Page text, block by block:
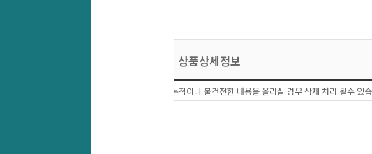
상품상세정보
상품문의 이외에 다른목적이나 불건전한 내용을 올리실 경우 삭제 처리 될수